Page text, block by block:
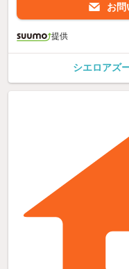
お問
提供
シエロアズ